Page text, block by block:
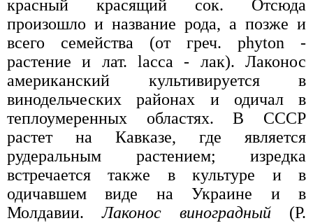
красный красящий сок. Отсюда
произошло и название рода, а позже и
всего семейства (от греч. phyton -
растение и лат. lacca - лак). Лаконос
американский культивируется в
винодельческих районах и одичал в
теплоумеренных областях. В СССР
растет на Кавказе, где является
рудеральным растением; изредка
встречается также в культуре и в
одичавшем виде на Украине и в
Молдавии.Лаконос виноградный (P.